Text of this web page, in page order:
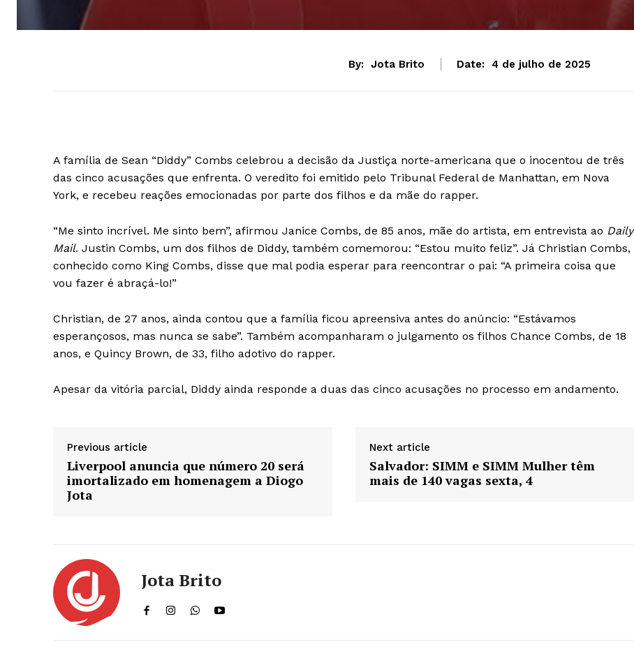
By: Jota Brito Date: 4 de julho de 2025
A família de Sean “Diddy” Combs celebrou a decisão da Justiça norte-americana que o inocentou de três
das cinco acusações que enfrenta. O veredito foi emitido pelo Tribunal Federal de Manhattan, em Nova
York, e recebeu reações emocionadas por parte dos filhos e da mãe do rapper.
“Me sinto incrível. Me sinto bem”, afirmou Janice Combs, de 85 anos, mãe do artista, em entrevista ao Daily
Mail. Justin Combs, um dos filhos de Diddy, também comemorou: “Estou muito feliz”. Já Christian Combs,
conhecido como King Combs, disse que mal podia esperar para reencontrar o pai: “A primeira coisa que
vou fazer é abraçá-lo!”
Christian, de 27 anos, ainda contou que a família ficou apreensiva antes do anúncio: “Estávamos
esperançosos, mas nunca se sabe”. Também acompanharam o julgamento os filhos Chance Combs, de 18
anos, e Quincy Brown, de 33, filho adotivo do rapper.
Apesar da vitória parcial, Diddy ainda responde a duas das cinco acusações no processo em andamento.
Previous article
Liverpool anuncia que número 20 será
imortalizado em homenagem a Diogo
Jota
Next article
Salvador: SIMM e SIMM Mulher têm
mais de 140 vagas sexta, 4
Jota Brito